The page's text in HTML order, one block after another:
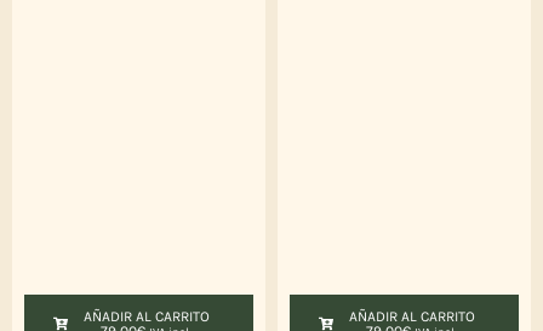
AÑADIR AL CARRITO
AÑADIR AL CARRITO